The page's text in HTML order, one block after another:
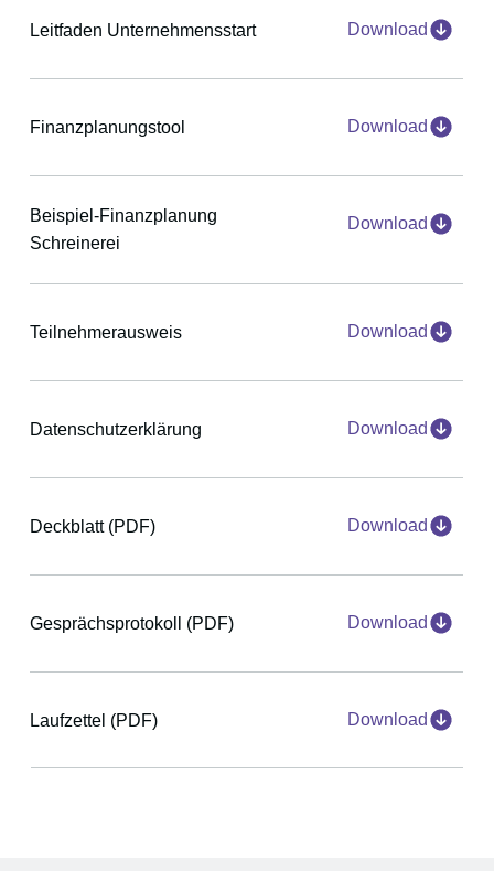
Leitfaden Unternehmensstart Download
Finanzplanungstool Download
Beispiel-Finanzplanung
Schreinerei
Download
Teilnehmerausweis Download
Datenschutzerklärung Download
Deckblatt (PDF) Download
Gesprächsprotokoll (PDF) Download
Laufzettel (PDF) Download